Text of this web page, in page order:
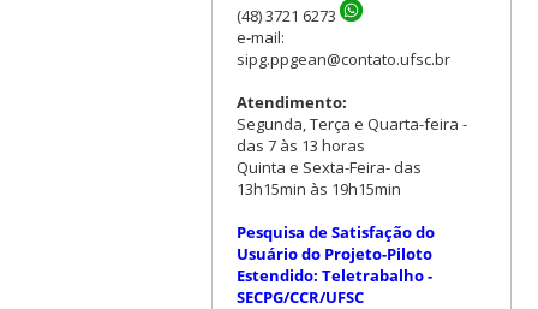
(48) 3721 6273
e-mail:
sipg.ppgean@contato.ufsc.br
Atendimento:
Segunda, Terça e Quarta-feira -
das 7 às 13 horas
Quinta e Sexta-Feira- das
13h15min às 19h15min
Pesquisa de Satisfação do
Usuário do Projeto-Piloto
Estendido: Teletrabalho -
SECPG/CCR/UFSC